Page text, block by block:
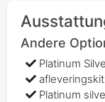
Andere
Platinum
afleveringskit
Platinum